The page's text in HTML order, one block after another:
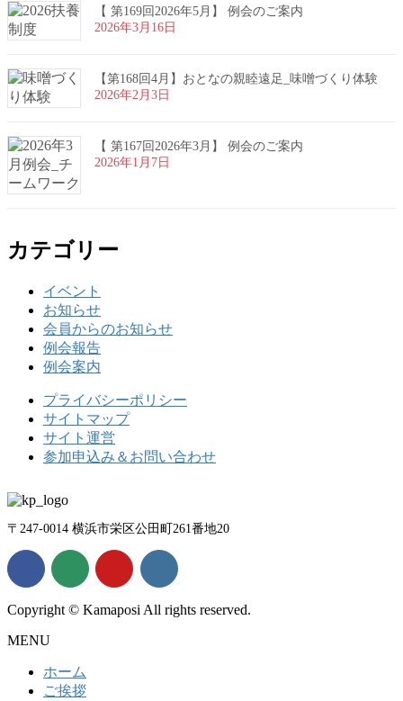
【 第169回2026年5月】 例会のご案内
2026年3月16日
【第168回4月】おとなの親睦遠足_味噌づくり体験
2026年2月3日
【 第167回2026年3月】 例会のご案内
2026年1月7日
カテゴリー
イベント
お知らせ
会員からのお知らせ
例会報告
例会案内
プライバシーポリシー
サイトマップ
サイト運営
参加申込み＆お問い合わせ
〒247-0014 横浜市栄区公田町261番地20
Copyright © Kamaposi All rights reserved.
MENU
ホーム
ご挨拶